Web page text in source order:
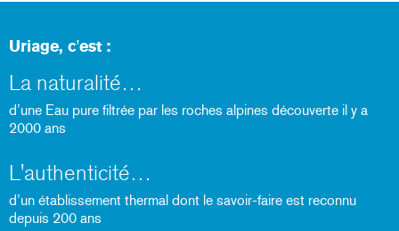
Uriage, c'est :
La naturalité
d’une Eau pure filtrée par les roches alpines découverte il y a
2000 ans
L'authenticité
d’un établissement thermal dont le savoir-faire est reconnu
depuis 200 ans